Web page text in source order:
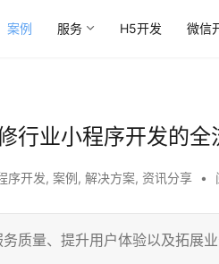
案例 服务 H5开发 微信
行业小程序开发的
序开发, 案例, 解决方案, 资讯分享 •
质量、提升用户体验以及拓展